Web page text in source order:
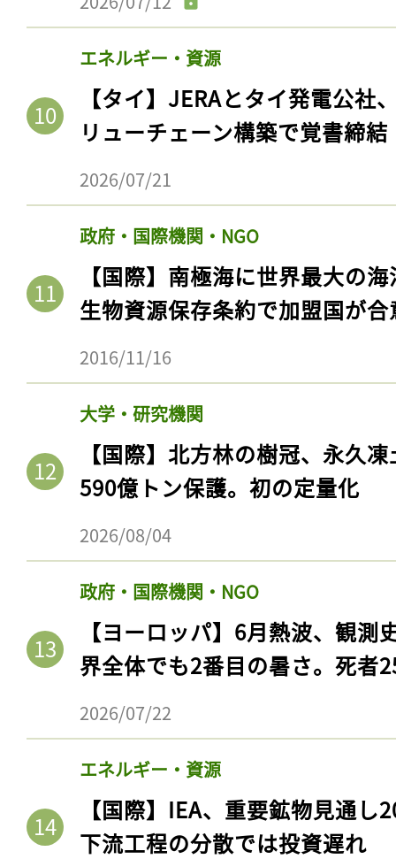
エネルギー・資源
【タイ】JERAとタイ発電公社
リューチェーン構築で覚書締結
2026/07/21
政府・国際機関・NGO
【国際】南極海に世界最大の
生物資源保存条約で加盟国が合
2016/11/16
大学・研究機関
【国際】北方林の樹冠、永久
590億トン保護。初の定量化
2026/08/04
政府・国際機関・NGO
【ヨーロッパ】6月熱波、観
界全体でも2番目の暑さ。死者
2026/07/22
エネルギー・資源
【国際】IEA、重要鉱物見通
下流工程の分散では投資遅れ